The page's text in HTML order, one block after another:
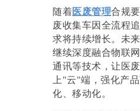
随着医废管理合规
废收集车因全流程
求将持续增长。未
继续深度融合物联
通讯等技术，让医
上"云"端，强化产
化、移动化。